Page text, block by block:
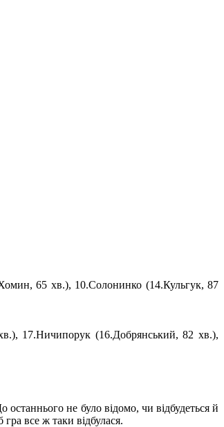
65 хв.), 10.Солонинко (14.Кульгук, 87
17.Ничипорук (16.Добрянський, 82 хв.),
не було відомо, чи відбудеться й
все ж таки відбулася.